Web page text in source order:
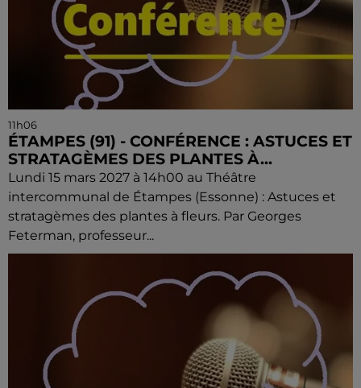
11h06
ÉTAMPES (91) - CONFÉRENCE : ASTUCES ET
STRATAGÈMES DES PLANTES À...
Lundi 15 mars 2027 à 14h00 au Théâtre
intercommunal de Étampes (Essonne) : Astuces et
stratagèmes des plantes à fleurs. Par Georges
Feterman, professeur...